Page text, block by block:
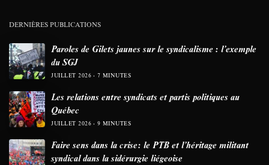
DERNIÈRES PUBLICATIONS
Paroles de Gilets jaunes sur le syndicalisme : l’exemple
du SGJ
JUILLET 2026 7 MINUTES
Les relations entre syndicats et partis politiques au
Québec
JUILLET 2026 9 MINUTES
Faire sens dans la crise: le PTB et l’héritage militant
syndical dans la sidérurgie liégeoise